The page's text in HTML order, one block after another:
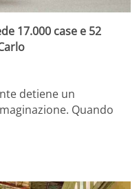
17.000 case e 52
detiene un
Quando